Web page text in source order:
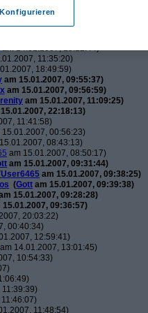
Luxusautos(
Luxusautos(wol
für Luxusautos
am 14.01.2007, 15:12:44)
11:35:20)
18:49:59)
am 15.01.2007, 09:55:37)
am 15.01.2007, 09:56:59)
am 15.01.2007, 11:09:25)
22:18:13)
11:41:58)
15.01.2007, 00:56:23)
08:43:13)
am 15.01.2007, 08:50:17)
am 15.01.2007, 09:31:44)
User6465 am 15.01.2007, 09:38:25)
(Gott am 15.01.2007, 09:39:38)
15.01.2007, 09:28:28)
15.01.2007, 09:36:57)
20:03:22)
00:40:34)
12:59:41)
am 14.01.2007, 13:01:45)
10:54:33)
11:48:54)
Konfigurieren